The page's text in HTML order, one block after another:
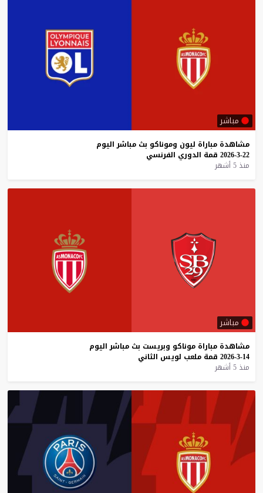
مباشر
مشاهدة مباراة ليون وموناكو بث مباشر اليوم
22-3-2026
قمة الدوري الفرنسي
منذ 5 أشهر
مباشر
مشاهدة مباراة موناكو وبريست بث مباشر اليوم
14-3-2026
قمة ملعب لويس الثاني
منذ 5 أشهر